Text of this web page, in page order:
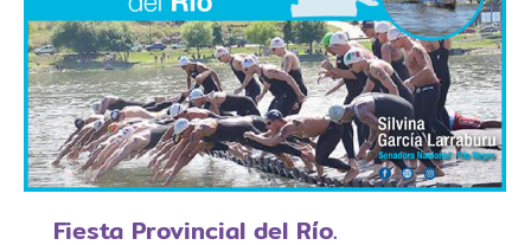
Fiesta Provincial del Río.